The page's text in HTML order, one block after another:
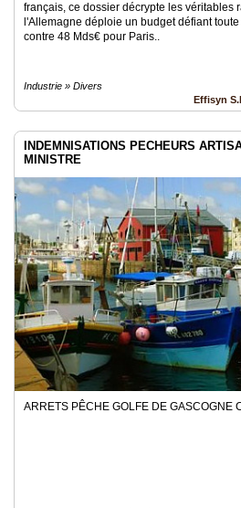
français, ce dossier décrypte les véritables
l'Allemagne déploie un budget défiant
contre 48 Mds€ pour Paris..
Industrie » Divers
Effisyn
INDEMNISATIONS PECHEURS
MINISTRE
ARRETS PÊCHE GOLFE DE GASCOGNE